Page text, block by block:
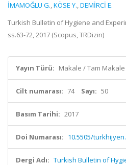
İMAMOĞLU G.,KÖSE Y.,DEMİRCİ E.
Turkish Bulletin of Hygiene and
ss.63-72, 2017 (Scopus, TRDizin)
Yayın Türü: Makale / Tam Makale
Cilt numarası: 74 Sayı: 50
Basım Tarihi: 2017
Doi Numarası: 10.5505/
Dergi Adı: Turkish Bulletin of